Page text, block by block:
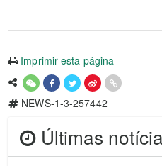
Imprimir esta página
NEWS-1-3-257442
Últimas